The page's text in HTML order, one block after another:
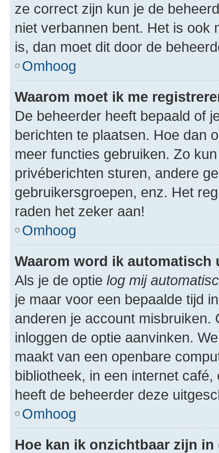
ze correct zijn kun je de
niet verbannen bent. Het is ook
is, dan moet dit door de
Omhoog
Waarom moet ik me
De beheerder heeft bepaald of
berichten te plaatsen. Hoe dan
meer functies gebruiken. Zo
privéberichten sturen, andere
gebruikersgroepen, enz. Het
raden het zeker aan!
Omhoog
Waarom word ik automatisch
Als je de optie log mij
je maar voor een bepaalde tijd
anderen je account misbruiken.
inloggen de optie aanvinken.
maakt van een openbare
bibliotheek, in een internet
heeft de beheerder deze
Omhoog
Hoe kan ik onzichtbaar zijn